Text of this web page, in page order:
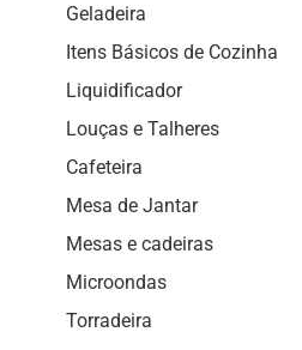
Geladeira
Itens Básicos de Cozinha
Liquidificador
Louças e Talheres
Cafeteira
Mesa de Jantar
Mesas e cadeiras
Microondas
Torradeira